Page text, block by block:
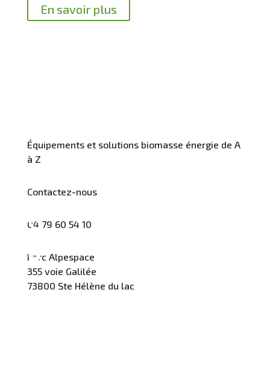
En savoir plus
Équipements et solutions biomasse énergie de A
à Z
Contactez-nous
04 79 60 54 10
Parc Alpespace
355 voie Galilée
73800 Ste Hélène du lac